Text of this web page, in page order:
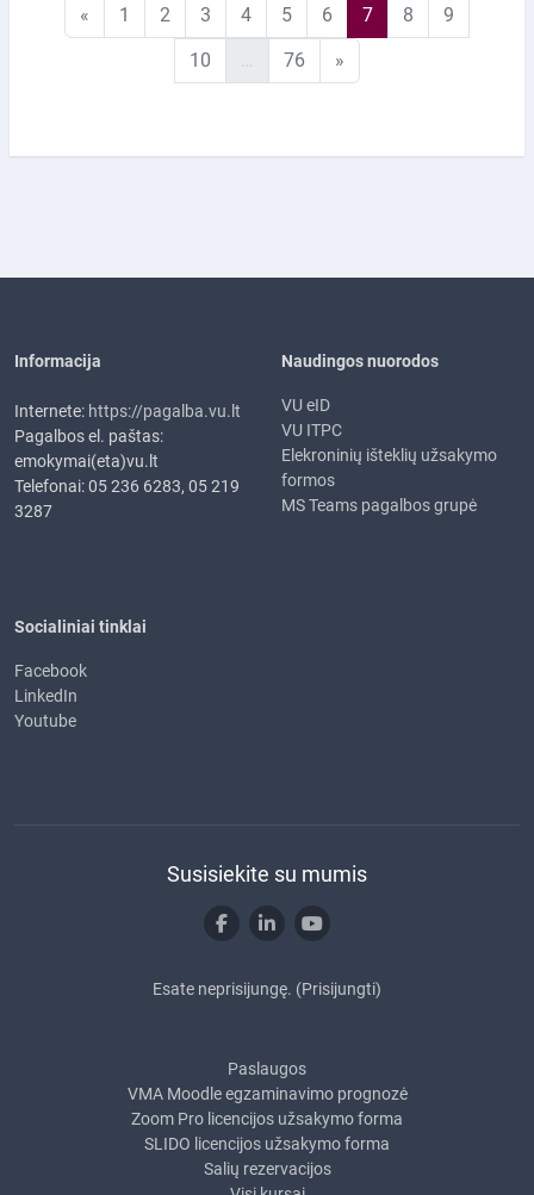
« Ankstesnis puslapis
1 1 puslapis
2 2 puslapis
3 3 puslapis
44 puslapis
55 puslapis
6 6 puslapis
77 puslapis
8 8 puslapis
9
1010 puslapis
7676 puslapis
»Kitas puslapis
Informacija
Internete: https://pagalba.vu.lt
Pagalbos el. paštas:
emokymai(eta)vu.lt
Telefonai: 05 236 6283, 05 219
3287
Naudingos nuorodos
VU eID
VU ITPC
Elekroninių išteklių užsakymo
formos
MS Teams pagalbos grupė
Socialiniai tinklai
Facebook
LinkedIn
Youtube
Susisiekite su mumis
Esate neprisijungę. (Prisijungti)
Paslaugos
VMA Moodle egzaminavimo prognozė
Zoom Pro licencijos užsakymo forma
SLIDO licencijos užsakymo forma
Salių rezervacijos